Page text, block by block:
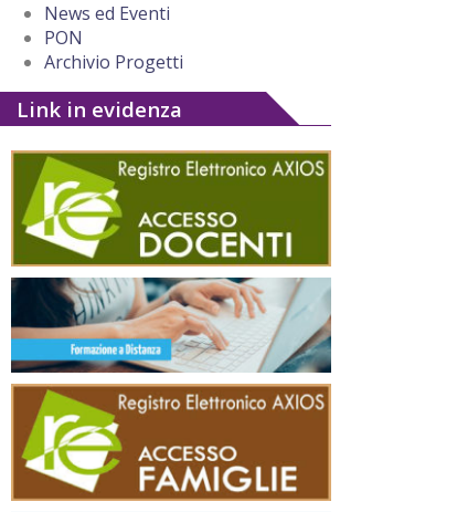
News ed Eventi
PON
Archivio Progetti
Link in evidenza